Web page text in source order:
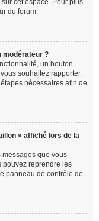
cet espace. Pour plus
du forum.
modérateur ?
un bouton
souhaitez rapporter.
nécessaires afin de
» affiché lors de la
messages que vous
pouvez reprendre les
panneau de contrôle de